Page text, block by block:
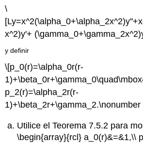
\
x^2)y'+
y definir
\[p_0(r)=\alpha_0r(r-
p_2(r)=\alpha_2r(r-
1)+\beta_2r+\gamma_2.\nonumber
Utilice el Teorema 7.5.2 para
\begin{array}{rcl} a_0(r)&=&1,\\